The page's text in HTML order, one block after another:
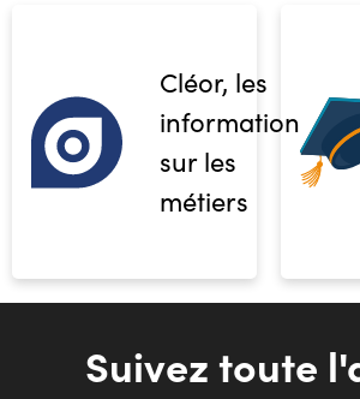
Cléor, les
informations
sur les
métiers
Suivez toute